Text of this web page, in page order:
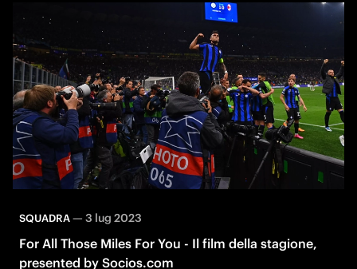
SQUADRA— 3 lug 2023
For All Those Miles For You - Il film della stagione,
presented by Socios.com